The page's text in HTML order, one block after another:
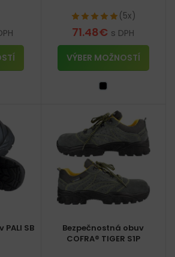
(5x)
71.48€ s DPH
VÝBER MOŽNOSTÍ
SB
Bezpečnostná obuv
COFRA® TIGER S1P